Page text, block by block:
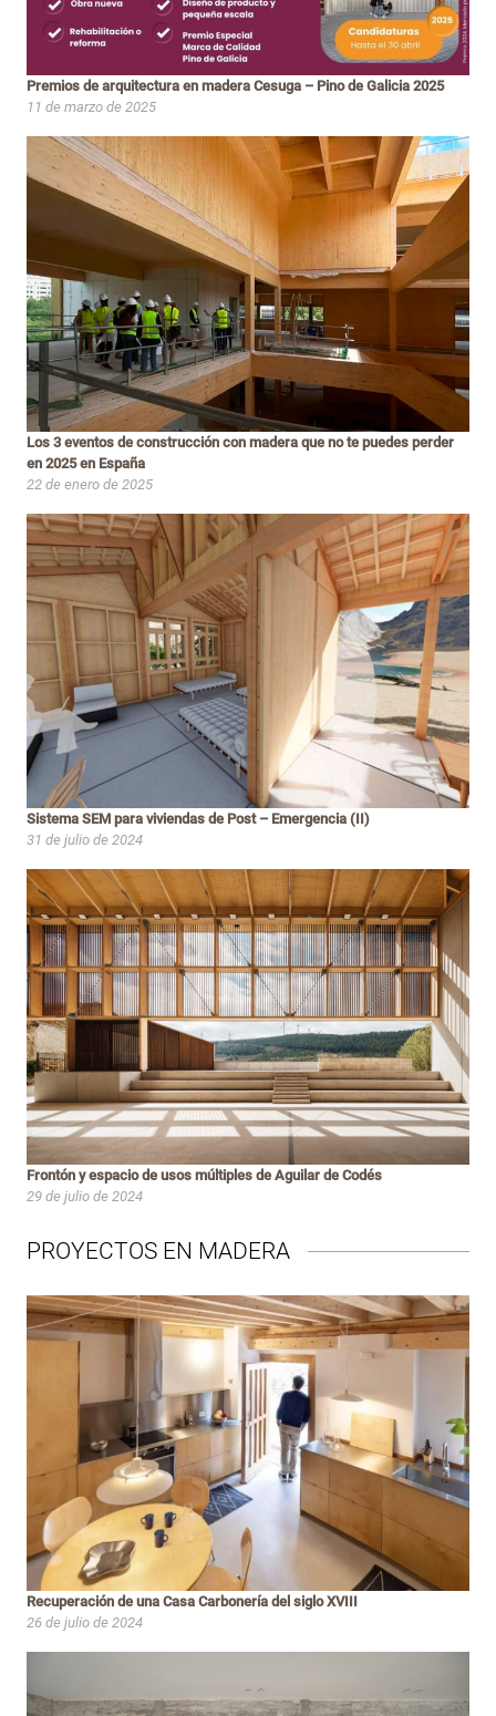
Premios de arquitectura en madera Cesuga – Pino de Galicia 2025
11 de marzo de 2025
Los 3 eventos de construcción con madera que no te puedes perder
en 2025 en España
22 de enero de 2025
Sistema SEM para viviendas de Post – Emergencia (II)
31 de julio de 2024
Frontón y espacio de usos múltiples de Aguilar de Codés
29 de julio de 2024
PROYECTOS EN MADERA
Recuperación de una Casa Carbonería del siglo XVIII
26 de julio de 2024